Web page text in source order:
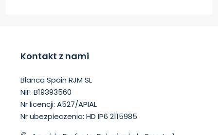
Kontakt z nami
Blanca Spain RJM SL
NIF: B19393560
Nr licencji: A527/APIAL
Nr ubezpieczenia: HD IP6 2115985